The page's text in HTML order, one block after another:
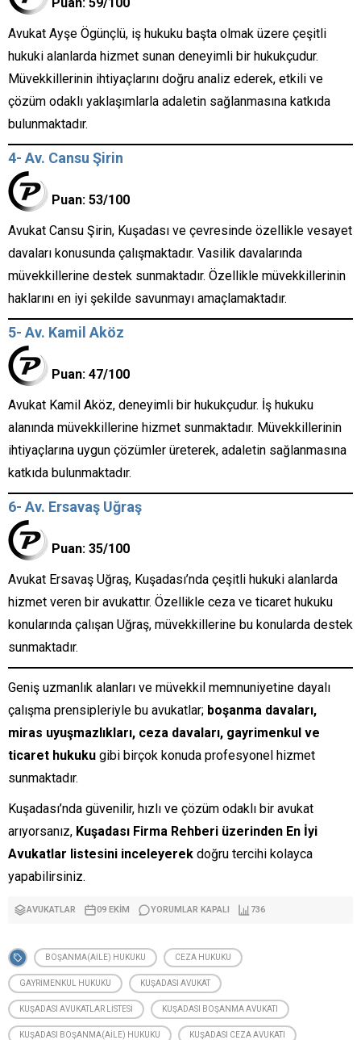
Avukat Ayşe Ögünçlü, iş hukuku başta olmak üzere çeşitli
hukuki alanlarda hizmet sunan deneyimli bir hukukçudur.
Müvekkillerinin ihtiyaçlarını doğru analiz ederek, etkili ve
çözüm odaklı yaklaşımlarla adaletin sağlanmasına katkıda
bulunmaktadır.
4- Av. Cansu Şirin
Puan: 53/100
Avukat Cansu Şirin, Kuşadası ve çevresinde özellikle vesayet
davaları konusunda çalışmaktadır. Vasilik davalarında
müvekkillerine destek sunmaktadır. Özellikle müvekkillerinin
haklarını en iyi şekilde savunmayı amaçlamaktadır.
5- Av. Kamil Aköz
Puan: 47/100
Avukat Kamil Aköz, deneyimli bir hukukçudur. İş hukuku
alanında müvekkillerine hizmet sunmaktadır. Müvekkillerinin
ihtiyaçlarına uygun çözümler üreterek, adaletin sağlanmasına
katkıda bulunmaktadır.
6- Av. Ersavaş Uğraş
Puan: 35/100
Avukat Ersavaş Uğraş, Kuşadası’nda çeşitli hukuki alanlarda
hizmet veren bir avukattır. Özellikle ceza ve ticaret hukuku
konularında çalışan Uğraş, müvekkillerine bu konularda destek
sunmaktadır.
Geniş uzmanlık alanları ve müvekkil memnuniyetine dayalı
çalışma prensipleriyle bu avukatlar; boşanma davaları,
miras uyuşmazlıkları, ceza davaları, gayrimenkul ve
ticaret hukuku gibi birçok konuda profesyonel hizmet
sunmaktadır.
Kuşadası’nda güvenilir, hızlı ve çözüm odaklı bir avukat
arıyorsanız, Kuşadası Firma Rehberi üzerinden En İyi
Avukatlar listesini inceleyerek doğru tercihi kolayca
yapabilirsiniz.
AVUKATLAR 09 EKIM YORUMLAR KAPALI 736
BOŞANMA(AILE) HUKUKU CEZA HUKUKU
GAYRIMENKUL HUKUKU KUŞADASI AVUKAT
KUŞADASI AVUKATLAR LISTESI KUŞADASI BOŞANMA AVUKATI
KUŞADASI BOŞANMA(AILE) HUKUKU KUŞADASI CEZA AVUKATI